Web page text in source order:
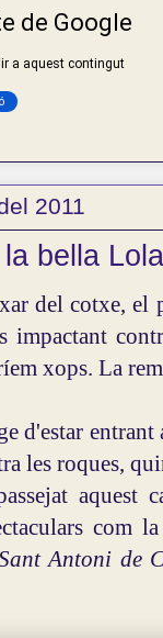
2011
bella
del cotxe, el
impactant
xops. La
d'estar entrant
les roques,
aquest
com
Antoni de